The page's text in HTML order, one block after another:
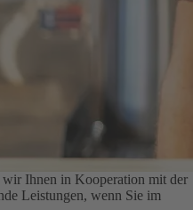
wir Ihnen in Kooperation mit der
Leistungen, wenn Sie im